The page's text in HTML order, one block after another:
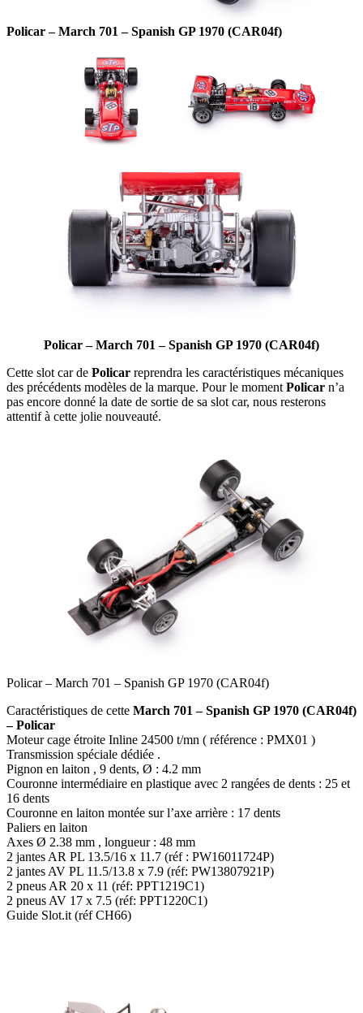
Policar – March 701 – Spanish GP 1970 (CAR04f)
Policar – March 701 – Spanish GP 1970 (CAR04f)
Cette slot car de Policar reprendra les caractéristiques mécaniques
des précédents modèles de la marque. Pour le moment Policar n’a
pas encore donné la date de sortie de sa slot car, nous resterons
attentif à cette jolie nouveauté.
Policar – March 701 – Spanish GP 1970 (CAR04f)
Caractéristiques de cette March 701 – Spanish GP 1970 (CAR04f)
– Policar
Moteur cage étroite Inline 24500 t/mn ( référence : PMX01 )
Transmission spéciale dédiée .
Pignon en laiton , 9 dents, Ø : 4.2 mm
Couronne intermédiaire en plastique avec 2 rangées de dents : 25 et
16 dents
Couronne en laiton montée sur l’axe arrière : 17 dents
Paliers en laiton
Axes Ø 2.38 mm , longueur : 48 mm
2 jantes AR PL 13.5/16 x 11.7 (réf : PW16011724P)
2 jantes AV PL 11.5/13.8 x 7.9 (réf: PW13807921P)
2 pneus AR 20 x 11 (réf: PPT1219C1)
2 pneus AV 17 x 7.5 (réf: PPT1220C1)
Guide Slot.it (réf CH66)